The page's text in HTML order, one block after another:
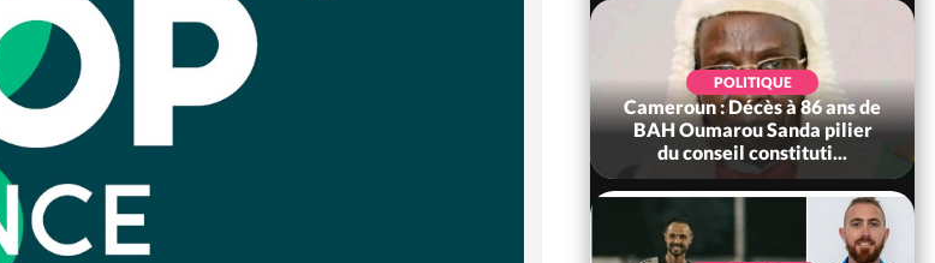
Côte d'Ivoire : Daloa, il tue
POLITIQUE
Cameroun : Décès à 86 ans de
BAH Oumarou Sanda pilier
du conseil constituti...
Bénin
Patrice